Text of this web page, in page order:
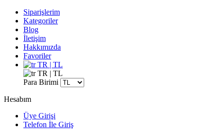
Siparişlerim
Kategoriler
Blog
İletişim
Hakkımızda
Favoriler
TR | TL
TR | TL
Para Birimi
Hesabım
Üye Girişi
Telefon İle Giriş